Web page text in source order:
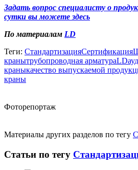
Задать вопрос специалисту о
сутки вы можете здесь
По материалам LD
Теги: СтандартизацияСертификация
кранытрубопроводная арматураLD
краныкачество выпускаемой
краны
Фоторепортаж
Материалы других разделов по тегу
Статьи по тегу